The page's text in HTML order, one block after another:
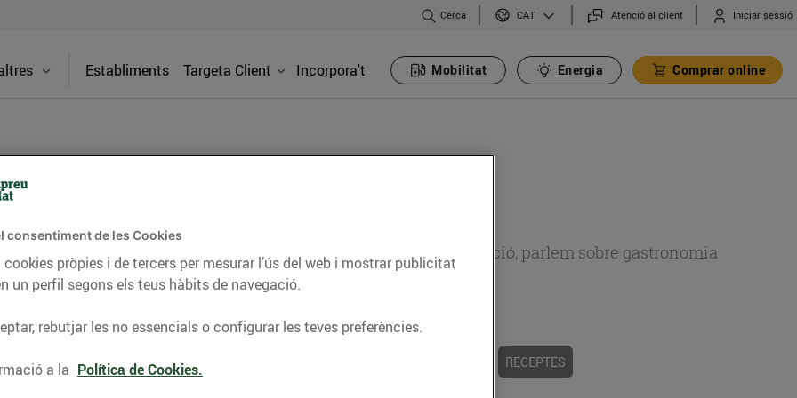
Cerca CAT Atenció al client Iniciar sessió
Establiments Targeta Client Incorpora't Mobilitat Energia Comprar online
consells nutricionals, informació d’actualitat sobre alimentació, parlem sobre gastronomia
del nostre territori i molts altres temes.
CONSELLS I HÀBITS SALUDABLES RECEPTES
consentiment de les Cookies
pròpies i de tercers per mesurar l’ús del web i mostrar publicitat
un perfil segons els teus hàbits de navegació.
rebutjar les no essencials o configurar les teves preferències.
a la Política de Cookies.